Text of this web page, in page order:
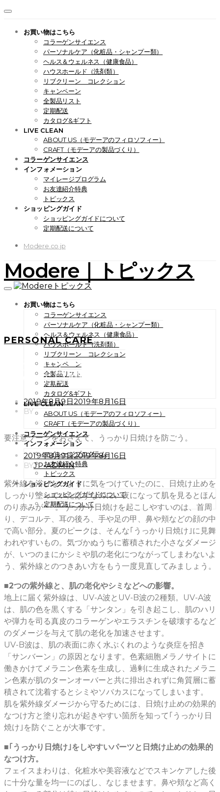
お買い物はこちら
コラーゲンサイエンス
パーソナルケア（化粧品・シャンプー類）
ヘルス＆ウェルネス（健康食品）
ハウスホールド（洗剤類）
リブクリーン コレクション
キャンペーン
全製品リスト
定期配送
カタログ&ギフト
LIVE CLEAN
ABOUT US（モデーアのフィロソフィー）
CRAFT（モデーアの製品づくり）
コラーゲンサイエンス
インフォメーション
マイレージプログラム
お友達紹介特典
トピックス
ショッピングガイド
ショッピングガイドについて
定期配送について
Modere.co.jp
Modere｜トピックス
お買い物はこちら
コラーゲンサイエンス
パーソナルケア（化粧品・シャンプー類）
ヘルス＆ウェルネス（健康食品）
ハウスホールド（洗剤類）
リブクリーン コレクション
キャンペーン
全製品リスト
定期配送
カタログ&ギフト
LIVE CLEAN
ABOUT US（モデーアのフィロソフィー）
CRAFT（モデーアの製品づくり）
コラーゲンサイエンス
インフォメーション
マイレージプログラム
お友達紹介特典
トピックス
ショッピングガイド
ショッピングガイドについて
定期配送について
PERSONAL CARE
要注意ゾーンをおさえて、う
っかり日焼けを防ごう。
POSTED
ON
2019年8月9日2019年8月16日
BY
要注意ゾーンをおさえて、うっかり日焼けを防ごう。
POSTED
ON
2019年8月9日2019年8月16日
BYJP-ADMIN
紫外線を浴びないように気をつけていたのに、日焼け止めを
しっかり塗っていたはずなのに、夜になって肌を見るとほん
のり赤みが･･･。うっかり日焼けを起こしやすいのは、首周
り、デコルテ、耳の後ろ、手や足の甲、鼻や頬などの顔の中
で高い部分。夏のピークは、そんな｢うっかり日焼け｣に見舞
われやすいもの。気づかぬうちに蓄積された小さなダメージ
が、いつのまにかシミや肌の老化につながってしまわないよ
う、紫外線とのつきあい方をもう一度見直してみましょう。
■2つの紫外線と、肌の老化やシミなどへの影響。
地上に届く紫外線は、UV-A波とUV-B波の2種類。UV-A波
は、肌の色を黒くする「サンタン」を引き起こし、肌のハリ
や弾力を司る真皮のコラーゲンやエラスチンを破壊するなど
のダメージを与えて肌の老化を加速させます。
UV-B波は、肌の表面に赤く水ぶくれのような炎症を招き
「サンバーン」の原因となります。色素細胞メラノサイトに
働きかけてメラニン色素を生成し、過剰に生成されたメラニ
ン色素が肌のターンオーバーと共に排出されずに角質層に蓄
積されて沈着するとシミやソバカスになってしまいます。
肌を紫外線ダメージから守るためには、日焼け止めの効果的
なつけ方と塗り忘れが起きやすい箇所を知って｢うっかり日
焼け｣を防ぐことが大事です。
■｢うっかり日焼け｣をしやすいパーツと日焼け止めの効果的
なつけ方。
フェイスまわりは、化粧水や美容液などでスキンケアした後
に十分な量を均一にのばし、なじませます。鼻や頬など高く